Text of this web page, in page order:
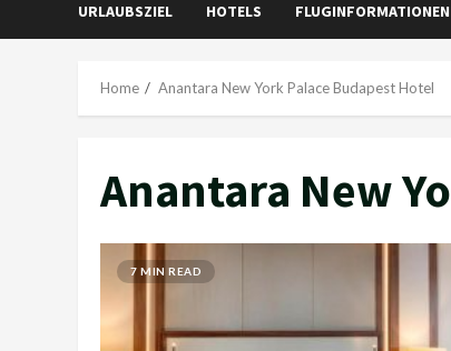
URLAUBSZIEL HOTELS FLUGINFORMATIONEN
Home Anantara New York Palace Budapest Hotel
Anantara New
7 MIN READ